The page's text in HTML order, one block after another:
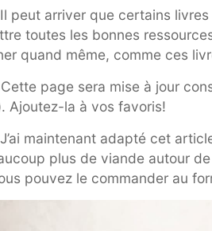
Il peut arriver que certains
toutes les bonnes
quand même, comme ces
Cette page sera mise à jour
Ajoutez-la à vos favoris!
J’ai maintenant adapté cet
plus de viande autour
pouvez le commander au